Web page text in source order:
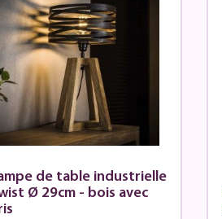
de table industrielle
Ø 29cm - bois avec